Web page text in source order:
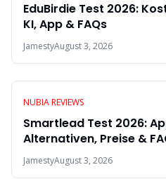
EduBirdie Test 2026:
KI, App & FAQs
JamestyAugust 3, 2026
NUBIA REVIEWS
Smartlead Test 2026:
Alternativen, Preise &
JamestyAugust 3, 2026